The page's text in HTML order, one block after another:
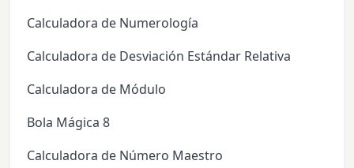
Calculadora de Numerología
Calculadora de Desviación Estándar Relativa
Calculadora de Módulo
Bola Mágica 8
Calculadora de Número Maestro